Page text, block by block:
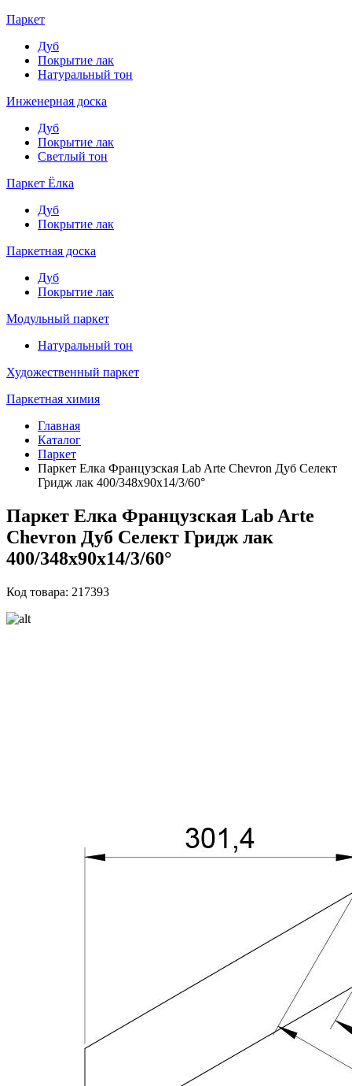
Паркет
Дуб
Покрытие лак
Натуральный тон
Инженерная доска
Дуб
Покрытие лак
Светлый тон
Паркет Ёлка
Дуб
Покрытие лак
Паркетная доска
Дуб
Покрытие лак
Модульный паркет
Натуральный тон
Художественный паркет
Паркетная химия
Главная
Каталог
Паркет
Паркет Елка Французская Lab Arte Chevron Дуб Селект
Гридж лак 400/348х90х14/3/60°
Паркет Елка Французская Lab Arte
Chevron Дуб Селект Гридж лак
400/348х90х14/3/60°
Код товара: 217393